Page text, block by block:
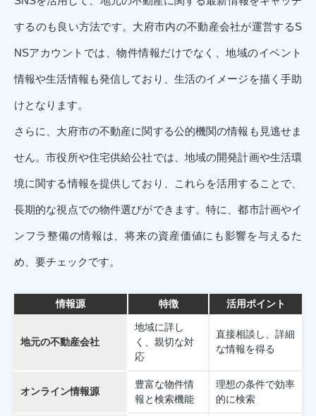
するのも良い方法です。大府市内の不動産会社が運営するS
NSアカウントでは、物件情報だけでなく、地域のイベント
情報や生活情報も発信しており、生活のイメージを描く手助
けとなります。
さらに、大府市の不動産に関する公的機関の情報も見逃せま
せん。市役所や住宅供給公社では、地域の開発計画や生活環
境に関する情報を提供しており、これらを活用することで、
長期的な視点での物件選びができます。特に、都市計画やイ
ンフラ整備の情報は、将来の資産価値にも影響を与えるた
め、要チェックです。
情報源 特徴 活用ポイント
地元の不動産会社
地域に詳し
く、親切な対
応
直接相談し、詳細
な情報を得る
オンライン情報源
豊富な物件情
報と検索機能
理想の条件で効率
的に検索